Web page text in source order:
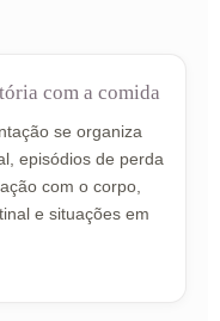
com a comida
se organiza
episódios de perda
com o corpo,
e situações em